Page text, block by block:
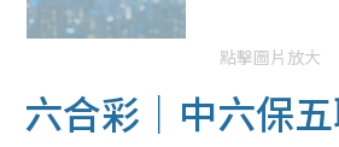
點擊圖片放大
六合彩｜中六保